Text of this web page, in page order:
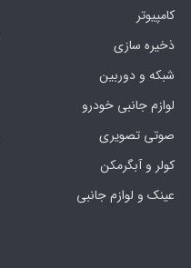
کامپیوتر
ذخیره سازی
شبکه و دوربین
لوازم جانبی خودرو
صوتی تصویری
کولر و آبگرمکن
عینک و لوازم جانبی